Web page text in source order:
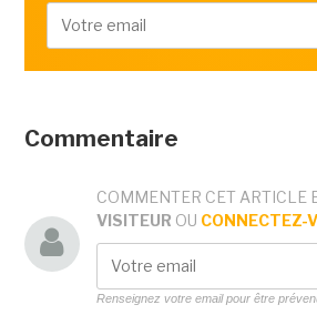
Commentaire
COMMENTER CET ARTICLE
VISITEUR OU CONNECTEZ-
Renseignez votre email pour être